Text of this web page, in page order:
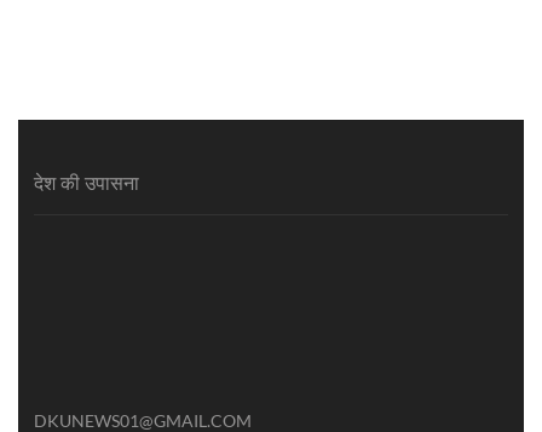
देश की उपासना
DKUNEWS01@GMAIL.COM